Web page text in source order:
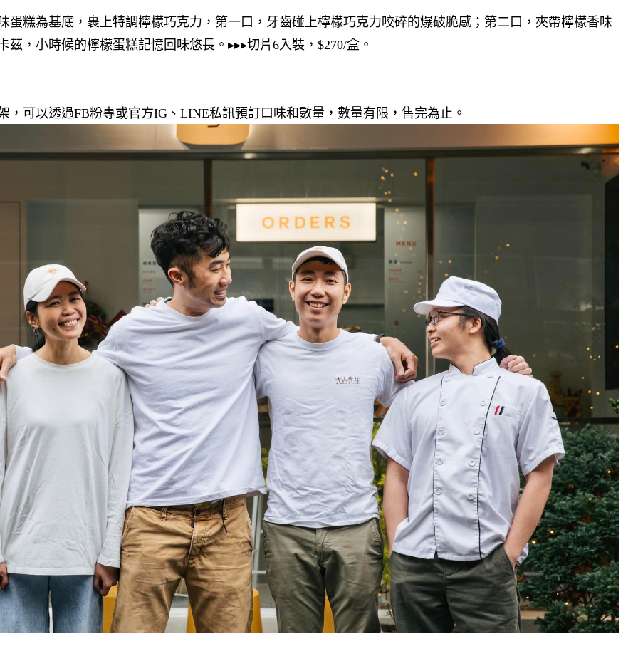
蛋糕為基底，裹上特調檸檬巧克力，第一口，牙齒碰上檸檬巧克力咬碎的爆破脆感；第二口，夾帶檸檬香味
茲，小時候的檸檬蛋糕記憶回味悠長。▸▸▸切片6入裝，$270/盒。
，可以透過FB粉專或官方IG、LINE私訊預訂口味和數量，數量有限，售完為止。